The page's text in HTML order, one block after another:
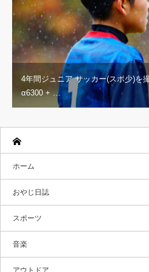
4年間ジュニア サッカー(スポ少)を
α6300 + …
ホーム
おやじ日誌
スポーツ
音楽
アウトドア